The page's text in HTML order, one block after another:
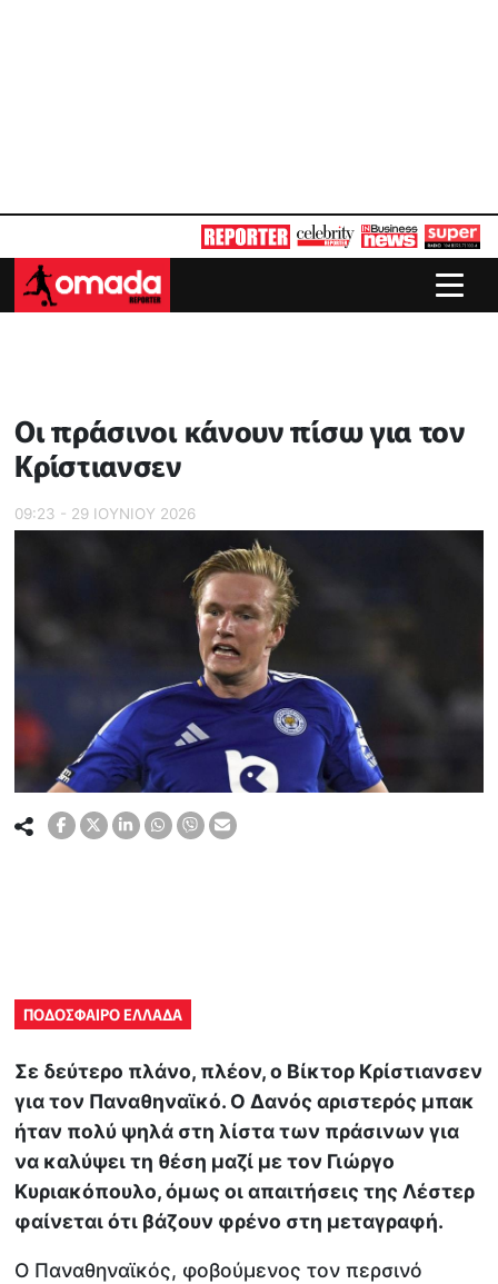
Οι πράσινοι κάνουν πίσω για τον
Κρίστιανσεν
09:23 - 29 ΙΟΥΝΙΟΥ 2026
ΠΟΔΟΣΦΑΙΡΟ ΕΛΛΑΔΑ
Σε δεύτερο πλάνο, πλέον, ο Βίκτορ Κρίστιανσεν
για τον Παναθηναϊκό. Ο Δανός αριστερός μπακ
ήταν πολύ ψηλά στη λίστα των πράσινων για
να καλύψει τη θέση μαζί με τον Γιώργο
Κυριακόπουλο, όμως οι απαιτήσεις της Λέστερ
φαίνεται ότι βάζουν φρένο στη μεταγραφή.
Ο Παναθηναϊκός, φοβούμενος τον περσινό